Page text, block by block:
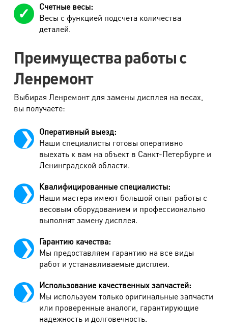
Счетные весы:
Весы с функцией подсчета количества
деталей.
Преимущества работы с
Ленремонт
Выбирая Ленремонт для замены дисплея на весах,
вы получаете:
Оперативный выезд:
Наши специалисты готовы оперативно
выехать к вам на объект в Санкт-Петербурге и
Ленинградской области.
Квалифицированные специалисты:
Наши мастера имеют большой опыт работы с
весовым оборудованием и профессионально
выполнят замену дисплея.
Гарантию качества:
Мы предоставляем гарантию на все виды
работ и устанавливаемые дисплеи.
Использование качественных запчастей:
Мы используем только оригинальные запчасти
или проверенные аналоги, гарантирующие
надежность и долговечность.